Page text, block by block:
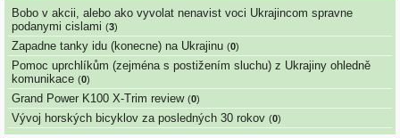
Bobo v akcii, alebo ako vyvolat nenavist voci Ukrajincom spravne
podanymi cislami (3)
Zapadne tanky idu (konecne) na Ukrajinu (0)
Pomoc uprchlíkům (zejména s postižením sluchu) z Ukrajiny ohledně
komunikace (0)
Grand Power K100 X-Trim review (0)
Vývoj horských bicyklov za posledných 30 rokov (0)